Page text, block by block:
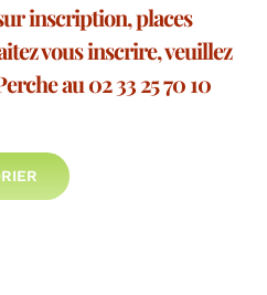
inscription, places
vous inscrire, veuillez
au 02 33 25 70 10